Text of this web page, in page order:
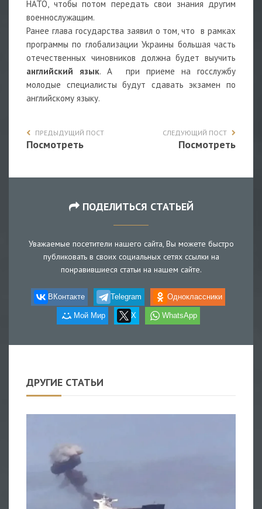
НАТО, чтобы потом передать свои знания другим
военнослужащим.
Ранее глава государства заявил о том, что в рамках
программы по глобализации Украины большая часть
отечественных чиновников должна будет выучить
английский язык. А при приеме на госслужбу
молодые специалисты будут сдавать экзамен по
английскому языку.
ПРЕДЫДУЩИЙ ПОСТ
Посмотреть
СЛЕДУЮЩИЙ ПОСТ
Посмотреть
ПОДЕЛИТЬСЯ СТАТЬЕЙ
Уважаемые посетители нашего сайта, Вы можете быстро
публиковать в своих социальных сетях ссылки на
понравившиеся статьи на нашем сайте.
ВКонтакте Telegram Одноклассники
Мой Мир X WhatsApp
ДРУГИЕ СТАТЬИ